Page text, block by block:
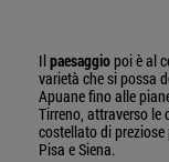
Ilpaesaggiopoi è al
varietà che si possa
Apuane fino alle
Tirreno, attraverso le
costellato di preziose
Pisa e Siena.